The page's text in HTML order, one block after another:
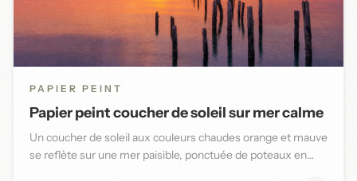
PAPIER PEINT
Papier peint coucher de soleil sur mer calme
Un coucher de soleil aux couleurs chaudes orange et mauve
se reflète sur une mer paisible, ponctuée de poteaux en